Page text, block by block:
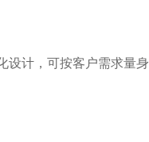
计，可按客户需求量